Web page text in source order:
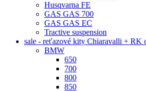
Husqvarna FE
GAS GAS 700
GAS GAS EC
Tractive suspension
sale - reťazové kity Chiaravalli + RK
BMW
650
700
800
850